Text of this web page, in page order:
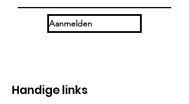
Aanmelden
Handige links